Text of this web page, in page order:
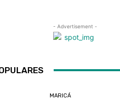
- Advertisement -
MARICÁ